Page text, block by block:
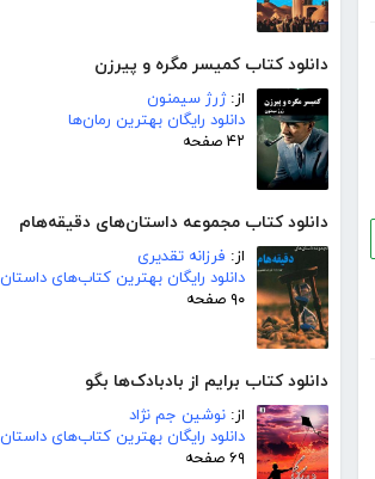
دانلود کتاب کمیسر مگره و پیرزن
از:ژرژ سیمنون
دانلود رایگان بهترین رمان‌ها
۴۲ صفحه
دانلود کتاب مجموعه داستان‌های دقیقه‌هام
از: فرزانه تقدیری
دانلود رایگان بهترین کتاب‌های داستان
۹۰ صفحه
دانلود کتاب برایم از بادبادک‌ها بگو
از: نوشین جم نژاد
دانلود رایگان بهترین کتاب‌های داستان
۶۹ صفحه